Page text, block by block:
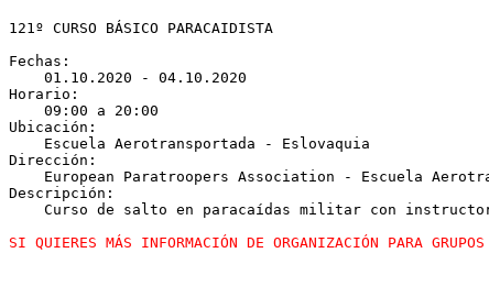
121º CURSO BÁSICO PARACAIDISTA
Fechas:
    01.10.2020 - 04.10.2020
Horario:
    09:00 a 20:00
Ubicación:
    Escuela Aerotransportada - Eslovaquia
Dirección:
European Paratroopers Association - Escuela
Descripción:
Curso de salto en paracaídas militar con
SI QUIERES MÁS INFORMACIÓN DE ORGANIZACIÓN PARA